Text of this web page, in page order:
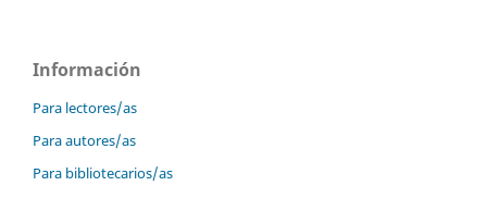
Información
Para lectores/as
Para autores/as
Para bibliotecarios/as